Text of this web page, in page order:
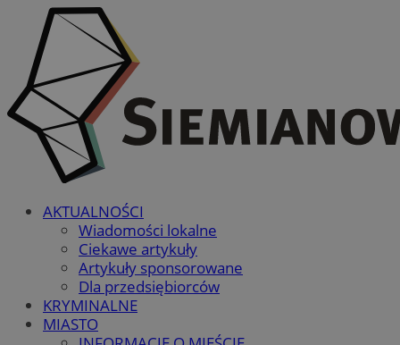
AKTUALNOŚCI
Wiadomości lokalne
Ciekawe artykuły
Artykuły sponsorowane
Dla przedsiębiorców
KRYMINALNE
MIASTO